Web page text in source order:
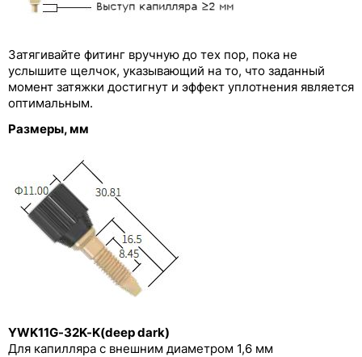
Затягивайте фитинг вручную до тех пор, пока не
услышите щелчок, указывающий на то, что заданный
момент затяжки достигнут и эффект уплотнения является
оптимальным.
Размеры, мм
YWK11G-32K-K(deep dark)
Для капилляра с внешним диаметром 1,6 мм
Трубки для перистальтических насосов